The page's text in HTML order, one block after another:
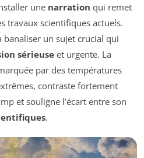
une narration qui remet
travaux scientifiques actuels.
banaliser un sujet crucial qui
sérieuse et urgente. La
par des températures
contraste fortement
et souligne l’écart entre son
.